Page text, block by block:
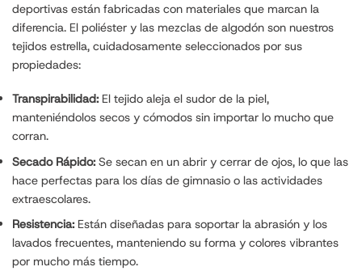
deportivas están fabricadas con materiales que marcan la
diferencia. El poliéster y las mezclas de algodón son nuestros
tejidos estrella, cuidadosamente seleccionados por sus
propiedades:
Transpirabilidad: El tejido aleja el sudor de la piel,
manteniéndolos secos y cómodos sin importar lo mucho que
corran.
Secado Rápido: Se secan en un abrir y cerrar de ojos, lo que las
hace perfectas para los días de gimnasio o las actividades
extraescolares.
Resistencia: Están diseñadas para soportar la abrasión y los
lavados frecuentes, manteniendo su forma y colores vibrantes
por mucho más tiempo.